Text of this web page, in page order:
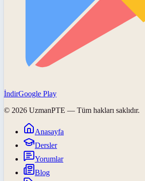
İndirGoogle Play
© 2026 UzmanPTE — Tüm hakları saklıdır.
Anasayfa
Dersler
Yorumlar
Blog